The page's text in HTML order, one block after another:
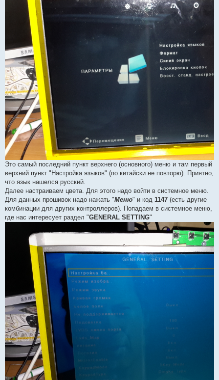
Это самый последний пункт верхнего (основного) меню и там первый
верхний пункт "Настройка языков" (по китайски не повторю). Приятно,
что язык нашелся русский.
Далее настраиваем цвета. Для этого надо войти в системное меню.
Для данных прошивок надо нажать "Меню" и код 1147 (есть другие
комбинации для других контроллеров). Попадаем в системное меню,
где нас интересует раздел "GENERAL SETTING"